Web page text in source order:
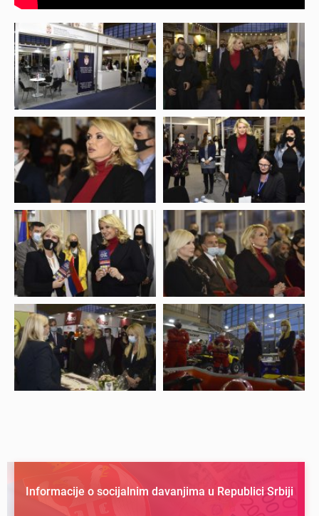
Informacije o socijalnim davanjima u Republici Srbiji